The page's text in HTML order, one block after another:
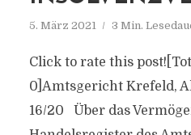
5. März 2021 3 Min.
Click to rate this
0]Amtsgericht Krefeld,
16/20 Über das